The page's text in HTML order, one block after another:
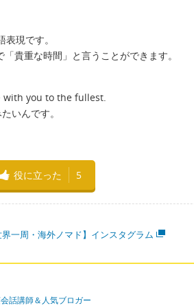
現です。
貴重な時間」と言うことができます。
you to the fullest.
いんです。
役に立った 5
一周・海外ノマド】インスタグラム
話講師＆人気ブロガー